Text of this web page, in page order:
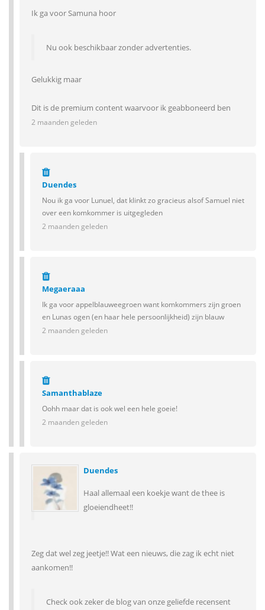
Ik ga voor Samuna hoor
Nu ook beschikbaar zonder advertenties.
Gelukkig maar
Dit is de premium content waarvoor ik geabboneerd ben
2 maanden geleden
Duendes
Nou ik ga voor Lunuel, dat klinkt zo gracieus alsof Samuel niet
over een komkommer is uitgegleden
2 maanden geleden
Megaeraaa
Ik ga voor appelblauweegroen want komkommers zijn groen
en Lunas ogen (en haar hele persoonlijkheid) zijn blauw
2 maanden geleden
Samanthablaze
Oohh maar dat is ook wel een hele goeie!
2 maanden geleden
Duendes
Haal allemaal een koekje want de thee is
gloeiendheet!!
Zeg dat wel zeg jeetje!! Wat een nieuws, die zag ik echt niet
aankomen!!
Check ook zeker de blog van onze geliefde recensent